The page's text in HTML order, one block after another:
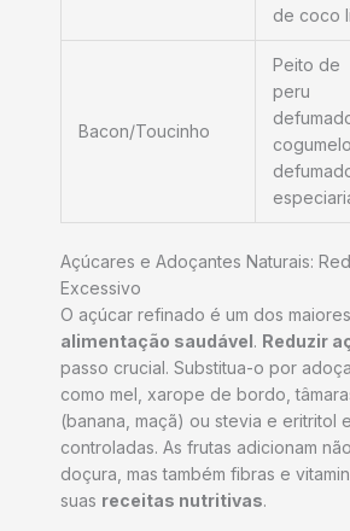
de coco
Bacon/Toucinho
Peito de
peru
Açúcares e Adoçantes Naturais:
Excessivo
O açúcar refinado é um dos
alimentação saudável. Reduzir
passo crucial. Substitua-o por
como mel, xarope de bordo,
(banana, maçã) ou stevia e eritritol
controladas. As frutas adicionam
doçura, mas também fibras e
suas receitas nutritivas.